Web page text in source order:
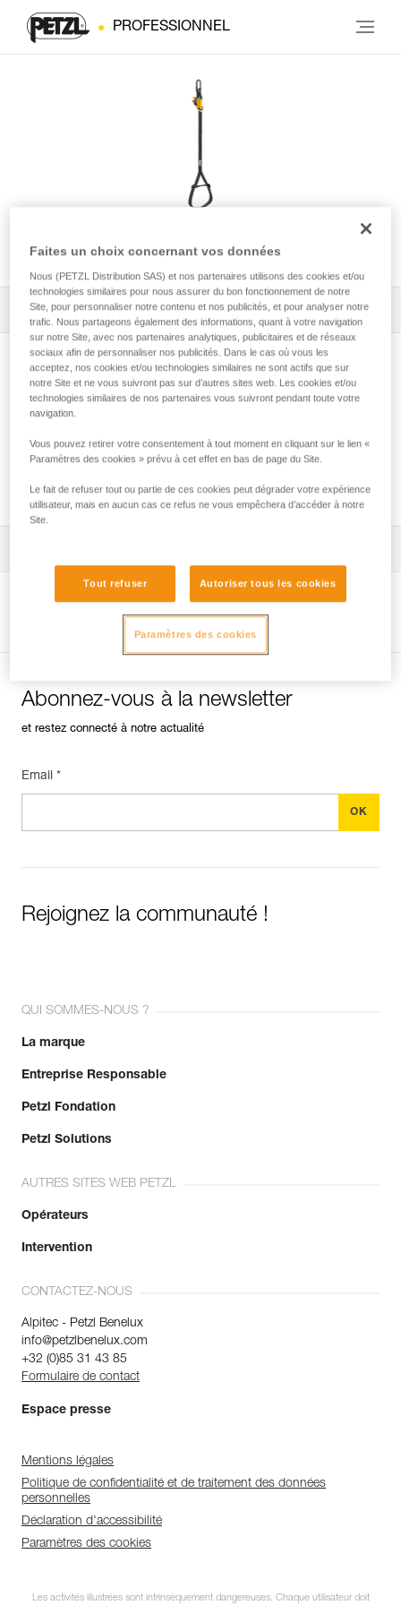
PROFESSIONNEL
KNEE GRAB
Tous les conseils techniques 1 Filtrer
Installation du ZIGZAG en SRS pour l’accès
et le travail dans l’arbre
Abonnez-vous à la newsletter
et restez connecté à notre actualité
Email *
Rejoignez la communauté !
QUI SOMMES-NOUS ?
La marque
Entreprise Responsable
Petzl Fondation
Petzl Solutions
AUTRES SITES WEB PETZL
Opérateurs
Intervention
CONTACTEZ-NOUS
Alpitec - Petzl Benelux
info@petzlbenelux.com
+32 (0)85 31 43 85
Formulaire de contact
Espace presse
Mentions légales
Politique de confidentialité et de traitement des données
personnelles
Déclaration d'accessibilité
Paramètres des cookies
Les activités illustrées sont intrinsèquement dangereuses. Chaque utilisateur doit
Faites un choix concernant vos données
Nous (PETZL Distribution SAS) et nos partenaires utilisons des cookies et/ou
technologies similaires pour nous assurer du bon fonctionnement de notre
Site, pour personnaliser notre contenu et nos publicités, et pour analyser notre
trafic. Nous partageons également des informations, quant à votre navigation
sur notre Site, avec nos partenaires analytiques, publicitaires et de réseaux
sociaux afin de personnaliser nos publicités. Dans le cas où vous les
acceptez, nos cookies et/ou technologies similaires ne sont actifs que sur
notre Site et ne vous suivront pas sur d’autres sites web. Les cookies et/ou
technologies similaires de nos partenaires vous suivront pendant toute votre
navigation.
Vous pouvez retirer votre consentement à tout moment en cliquant sur le lien «
Paramètres des cookies » prévu à cet effet en bas de page du Site.
Le fait de refuser tout ou partie de ces cookies peut dégrader votre expérience
utilisateur, mais en aucun cas ce refus ne vous empêchera d’accéder à notre
Site.
Tout refuser Autoriser tous les cookies
Paramètres des cookies